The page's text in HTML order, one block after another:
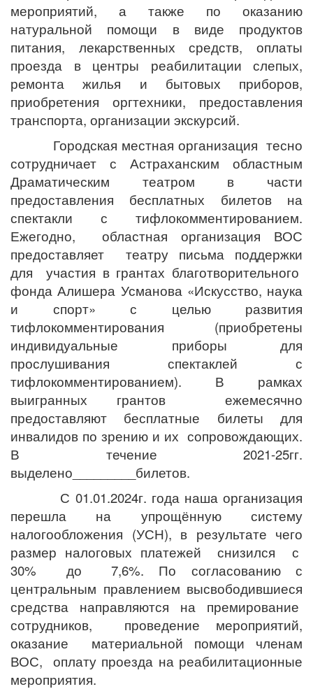
мероприятий, а также по оказанию
натуральной помощи в виде продуктов
питания, лекарственных средств, оплаты
проезда в центры реабилитации слепых,
ремонта жилья и бытовых приборов,
приобретения оргтехники, предоставления
транспорта, организации экскурсий.
Городская местная организация тесно
сотрудничает с Астраханским областным
Драматическим театром в части
предоставления бесплатных билетов на
спектакли с тифлокомментированием.
Ежегодно, областная организация ВОС
предоставляет театру письма поддержки
для участия в грантах благотворительного
фонда Алишера Усманова «Искусство, наука
и спорт» с целью развития
тифлокомментирования (приобретены
индивидуальные приборы для
прослушивания спектаклей с
тифлокомментированием). В рамках
выигранных грантов ежемесячно
предоставляют бесплатные билеты для
инвалидов по зрению и их сопровождающих.
В течение 2021-25гг.
выделено_________билетов.
С 01.01.2024г. года наша организация
перешла на упрощённую систему
налогообложения (УСН), в результате чего
размер налоговых платежей снизился с
30% до 7,6%. По согласованию с
центральным правлением высвободившиеся
средства направляются на премирование
сотрудников, проведение мероприятий,
оказание материальной помощи членам
ВОС, оплату проезда на реабилитационные
мероприятия.